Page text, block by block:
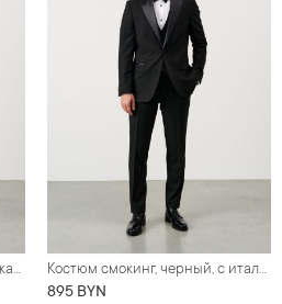
Костюм смокинг черный, пиджак из бархатной ткани, тройка Костюм смокинг, черный, с итальянскими заостренными лацканами
895 BYN